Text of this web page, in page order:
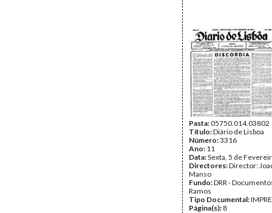
Pasta:05750.014.03802
Título:Diário de Lisboa
Número:3316
Ano: 11
Data:Sexta, 5 de
Directores:Director:
Manso
Fundo:DRR -
Ramos
Tipo Documental:
Página(s): 8